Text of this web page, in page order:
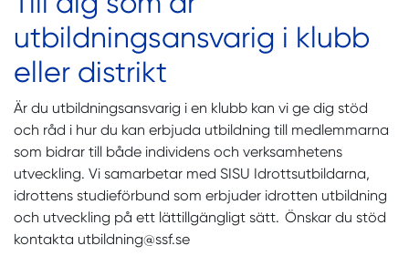
utbildningsansvarig i klubb
eller distrikt
Är du utbildningsansvarig i en klubb kan vi ge dig stöd
och råd i hur du kan erbjuda utbildning till medlemmarna
som bidrar till både individens och verksamhetens
utveckling. Vi samarbetar med SISU Idrottsutbildarna,
idrottens studieförbund som erbjuder idrotten utbildning
och utveckling på ett lättillgängligt sätt. Önskar du stöd
kontakta utbildning@ssf.se